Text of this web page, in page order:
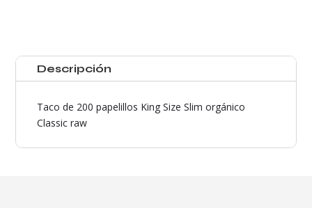
cantidadDescripción
Taco de 200 papelillos King Size Slim orgánico
Classic raw